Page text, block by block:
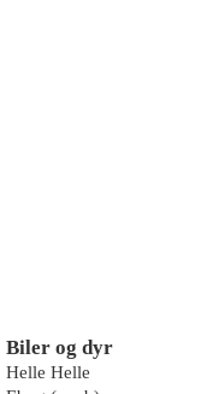
Biler og dyr
Helle Helle